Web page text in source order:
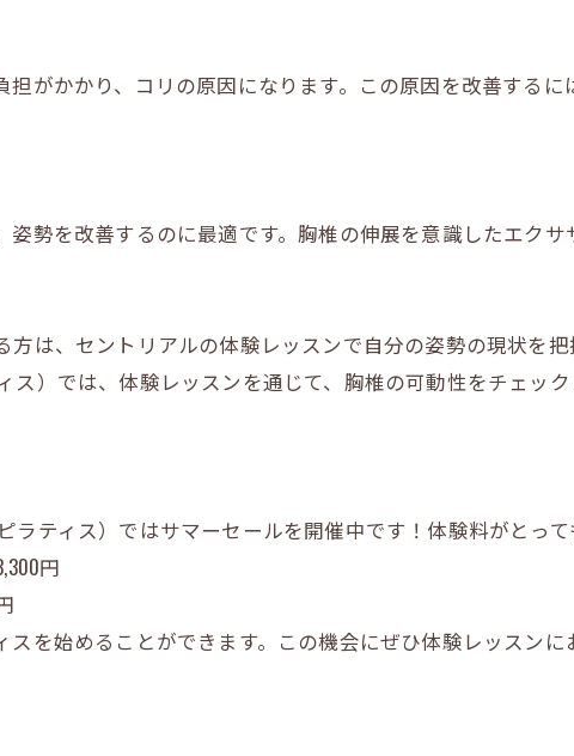
がかかり、コリの原因になります。この原因を改善する
勢を改善するのに最適です。胸椎の伸展を意識したエクサ
方は、セントリアルの体験レッスンで自分の姿勢の現状を
ス）では、体験レッスンを通じて、胸椎の可動性をチェッ
ラティス）ではサマーセールを開催中です！体験料がとって
円
を始めることができます。この機会にぜひ体験レッスンに